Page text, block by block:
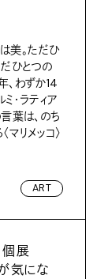
美。ただひ
ひとつの
わずか14
・ラティア
葉は、のち
マリメッコ〉
ART
展
気にな